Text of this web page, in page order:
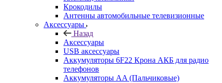
Крокодилы
Антенны автомобильные телевизионные
Аксессуары
Назад
Аксессуары
USB аксессуары
Аккумуляторы 6F22 Крона АКБ для радио
телефонов
Аккумуляторы AA (Пальчиковые)